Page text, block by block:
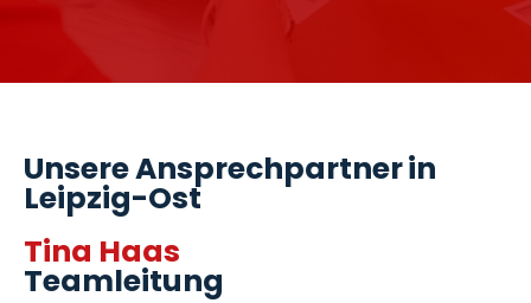
Unsere Ansprechpartner in
Leipzig-Ost
Tina Haas
Teamleitung